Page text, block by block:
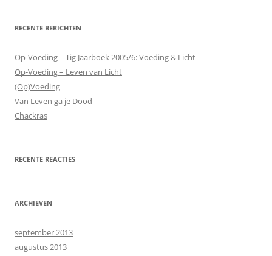
RECENTE BERICHTEN
Op-Voeding – Tig Jaarboek 2005/6: Voeding & Licht
Op-Voeding – Leven van Licht
(Op)Voeding
Van Leven ga je Dood
Chackras
RECENTE REACTIES
ARCHIEVEN
september 2013
augustus 2013